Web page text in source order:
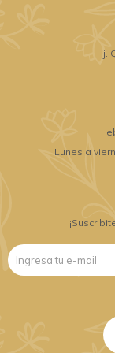
j.
Lunes a